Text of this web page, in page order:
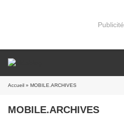
Publicité
Accueil » MOBILE.ARCHIVES
MOBILE.ARCHIVES